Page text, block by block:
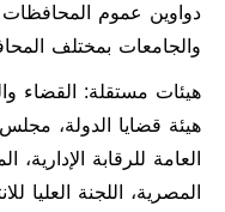
دواوين عموم المحافظات
والجامعات بمختلف
هيئات مستقلة: القضاء
هيئة قضايا الدولة، مجلس
العامة للرقابة الإدارية،
المصرية، اللجنة العليا